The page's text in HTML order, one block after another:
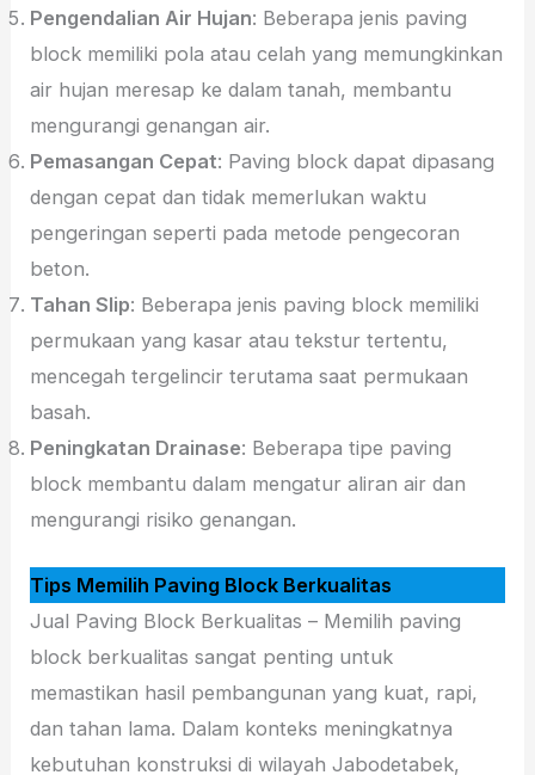
Pengendalian Air Hujan: Beberapa jenis paving
block memiliki pola atau celah yang memungkinkan
air hujan meresap ke dalam tanah, membantu
mengurangi genangan air.
Pemasangan Cepat: Paving block dapat dipasang
dengan cepat dan tidak memerlukan waktu
pengeringan seperti pada metode pengecoran
beton.
Tahan Slip: Beberapa jenis paving block memiliki
permukaan yang kasar atau tekstur tertentu,
mencegah tergelincir terutama saat permukaan
basah.
Peningkatan Drainase: Beberapa tipe paving
block membantu dalam mengatur aliran air dan
mengurangi risiko genangan.
Tips Memilih Paving Block Berkualitas
Jual Paving Block Berkualitas – Memilih paving
block berkualitas sangat penting untuk
memastikan hasil pembangunan yang kuat, rapi,
dan tahan lama. Dalam konteks meningkatnya
kebutuhan konstruksi di wilayah Jabodetabek,